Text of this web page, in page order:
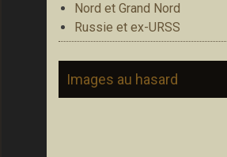
Nord et Grand Nord
Russie et ex-URSS
Images au hasard